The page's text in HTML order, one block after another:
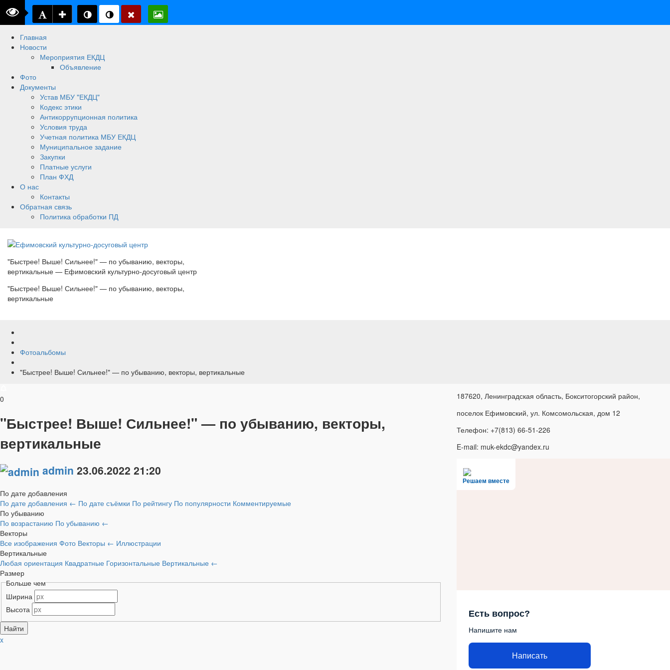
Главная
Новости
Мероприятия ЕКДЦ
Объявление
Фото
Документы
Устав МБУ "ЕКДЦ"
Кодекс этики
Антикоррупционная политика
Условия труда
Учетная политика МБУ ЕКДЦ
Муниципальное задание
Закупки
Платные услуги
План ФХД
О нас
Контакты
Обратная связь
Политика обработки ПД
"Быстрее! Выше! Сильнее!" — по убыванию, векторы,
вертикальные — Ефимовский культурно-досуговый центр
"Быстрее! Выше! Сильнее!" — по убыванию, векторы,
вертикальные
Фотоальбомы
"Быстрее! Выше! Сильнее!" — по убыванию, векторы, вертикальные
0
"Быстрее! Выше! Сильнее!" — по убыванию, векторы,
вертикальные
admin 23.06.2022 21:20
По дате добавления
По дате добавления ← По дате съёмки По рейтингу По популярности Комментируемые
По убыванию
По возрастанию По убыванию ←
Векторы
Все изображения Фото Векторы ← Иллюстрации
Вертикальные
Любая ориентация Квадратные Горизонтальные Вертикальные ←
Размер
Больше чем
Ширина
Высота
x
187620, Ленинградская область, Бокситогорский район,
поселок Ефимовский, ул. Комсомольская, дом 12
Телефон: +7(813) 66-51-226
E-mail: muk-ekdc@yandex.ru
Решаем вместе
Есть вопрос?
Напишите нам
Написать